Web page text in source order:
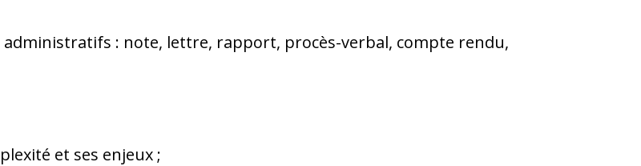
: note, lettre, rapport, procès-verbal, compte rendu,
et ses enjeux ;